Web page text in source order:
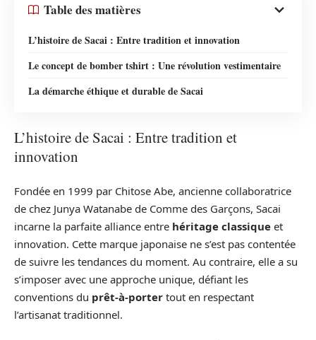
Table des matières
L’histoire de Sacai : Entre tradition et innovation
Le concept de bomber tshirt : Une révolution vestimentaire
La démarche éthique et durable de Sacai
L’histoire de Sacai : Entre tradition et
innovation
Fondée en 1999 par Chitose Abe, ancienne collaboratrice
de chez Junya Watanabe de Comme des Garçons, Sacai
incarne la parfaite alliance entre héritage classique et
innovation. Cette marque japonaise ne s’est pas contentée
de suivre les tendances du moment. Au contraire, elle a su
s’imposer avec une approche unique, défiant les
conventions du prêt-à-porter tout en respectant
l’artisanat traditionnel.